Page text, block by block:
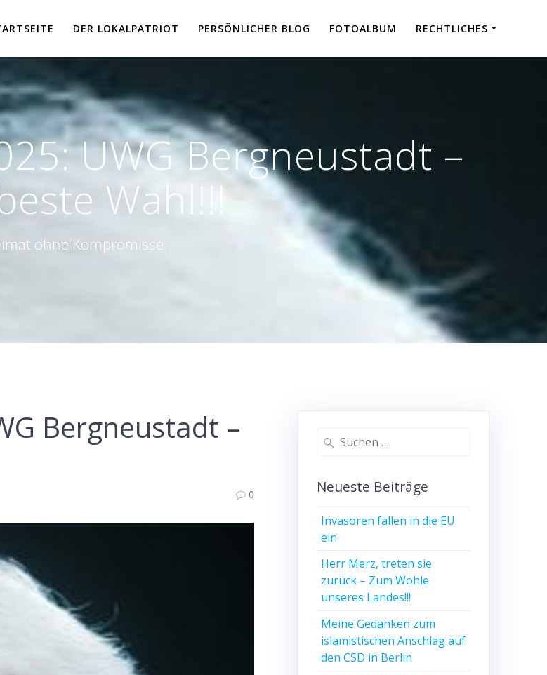
DER LOKALPATRIOT PERSÖNLICHER BLOG FOTOALBUM RECHTLICHES
UWG Bergneustadt –
Wahl!!!
ohne Kompromisse.
Bergneustadt –
0
Suchen
Neueste Beiträge
Invasoren fallen in die EU
ein
Herr Merz, treten sie
zurück – Zum Wohle
unseres Landes!!!
Meine Gedanken zum
islamistischen Anschlag auf
den CSD in Berlin